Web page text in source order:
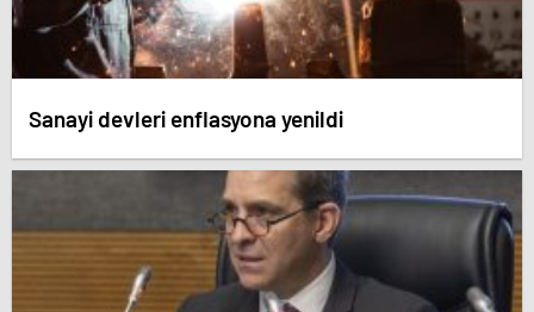
Sanayi devleri enflasyona yenildi